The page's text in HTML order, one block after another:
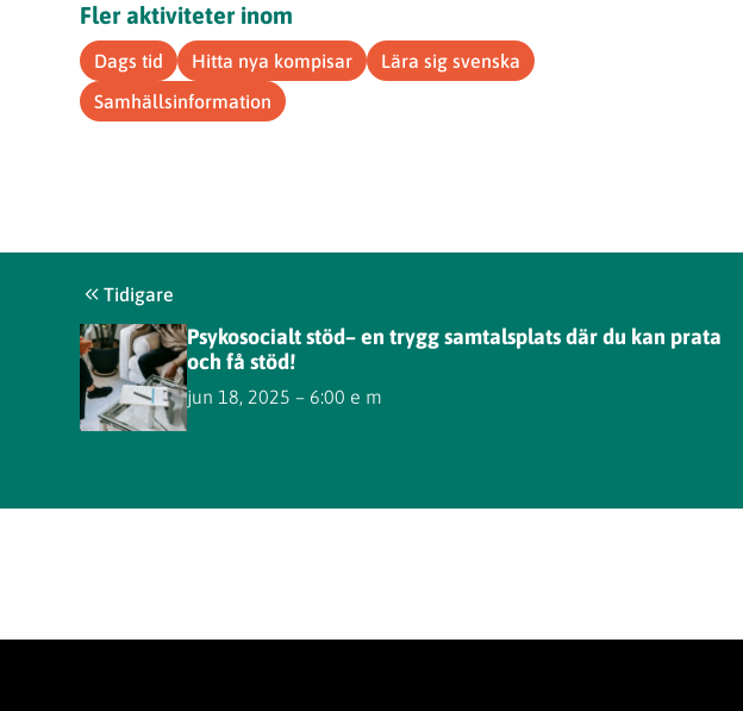
Fler aktiviteter inom
Dags tid Hitta nya kompisar
Lära sig svenska
Samhällsinformation
Tidigare
Psykosocialt stöd– en trygg samtalsplats där du kan prata
och få stöd!
jun 18, 2025 – 6:00 e m